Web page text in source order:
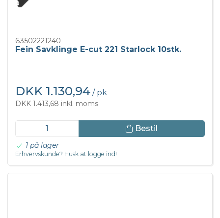
63502221240
Fein Savklinge E-cut 221 Starlock 10stk.
DKK 1.130,94 / pk
DKK 1.413,68 inkl. moms
Bestil
1 på lager
Erhvervskunde? Husk at logge ind!